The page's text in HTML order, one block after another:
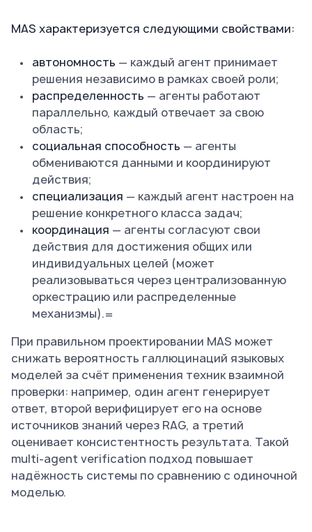
MAS характеризуется следующими свойствами:
автономность — каждый агент принимает
решения независимо в рамках своей роли;
распределенность — агенты работают
параллельно, каждый отвечает за свою
область;
социальная способность — агенты
обмениваются данными и координируют
действия;
специализация — каждый агент настроен на
решение конкретного класса задач;
координация — агенты согласуют свои
действия для достижения общих или
индивидуальных целей (может
реализовываться через централизованную
оркестрацию или распределенные
механизмы).=
При правильном проектировании MAS может
снижать вероятность галлюцинаций языковых
моделей за счёт применения техник взаимной
проверки: например, один агент генерирует
ответ, второй верифицирует его на основе
источников знаний через RAG, а третий
оценивает консистентность результата. Такой
multi-agent verification подход повышает
надёжность системы по сравнению с одиночной
моделью.